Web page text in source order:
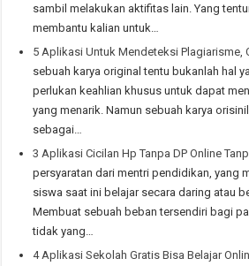
sambil melakukan aktifitas lain. Yang
membantu kalian untuk…
5 Aplikasi Untuk Mendeteksi Plagiarisme,
sebuah karya original tentu bukanlah hal
perlukan keahlian khusus untuk dapat
yang menarik. Namun sebuah karya
sebagai…
3 Aplikasi Cicilan Hp Tanpa DP Online
persyaratan dari mentri pendidikan, yang
siswa saat ini belajar secara daring atau
Membuat sebuah beban tersendiri bagi
tidak yang…
4 Aplikasi Sekolah Gratis Bisa Belajar